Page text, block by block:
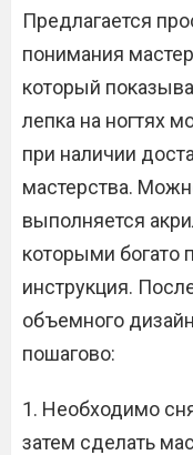
Предлагается
понимания
который
лепка на ногтях
при наличии
мастерства.
выполняется
которыми богато
инструкция.
объемного
пошагово:
1. Необходимо
затем сделать